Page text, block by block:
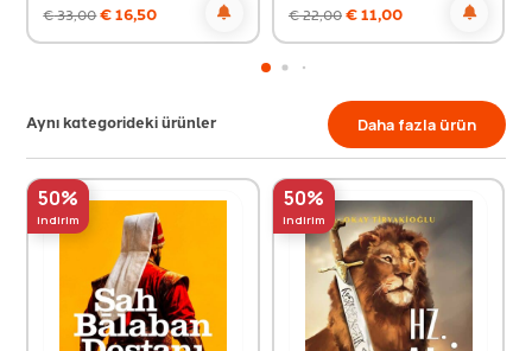
€33,00€16,50 €22,00€11,00
Aynı kategorideki ürünler Daha fazla ürün
50%
indirim
50%
indirim